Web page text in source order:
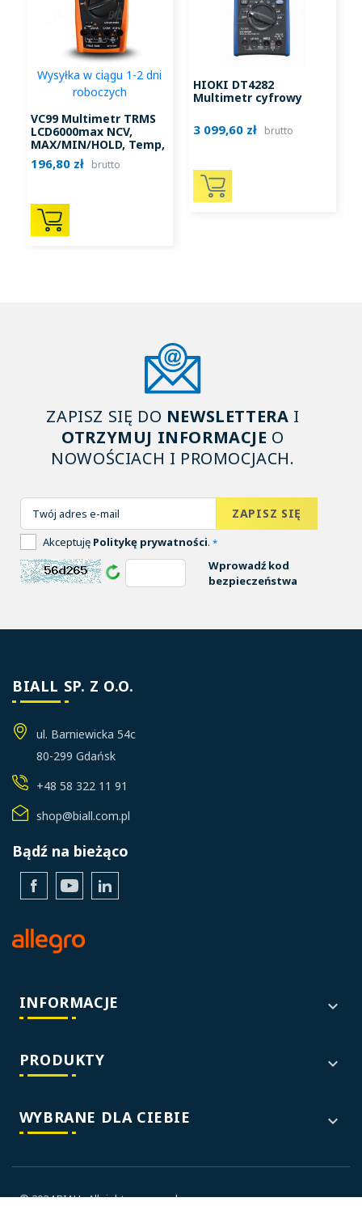
Wysyłka w ciągu 1-2 dni
roboczych
VC99 Multimetr TRMS
LCD6000max NCV,
MAX/MIN/HOLD, Temp,
hFE, Bargraf, Duty
196,80 zł brutto
HIOKI DT4282
Multimetr cyfrowy
3 099,60 zł brutto
ZAPISZ SIĘ DO NEWSLETTERA I
OTRZYMUJ INFORMACJE O
NOWOŚCIACH I PROMOCJACH.
Akceptuję Politykę prywatności. *
Wprowadź kod
bezpieczeństwa
BIALL SP. Z O.O.
ul. Barniewicka 54c
80-299 Gdańsk
+48 58 322 11 91
shop@biall.com.pl
Bądź na bieżąco
FacebookYouTubeLinkedIn
INFORMACJE 
PRODUKTY 
WYBRANE DLA CIEBIE 
© 2024 BIALL. All rights reserved